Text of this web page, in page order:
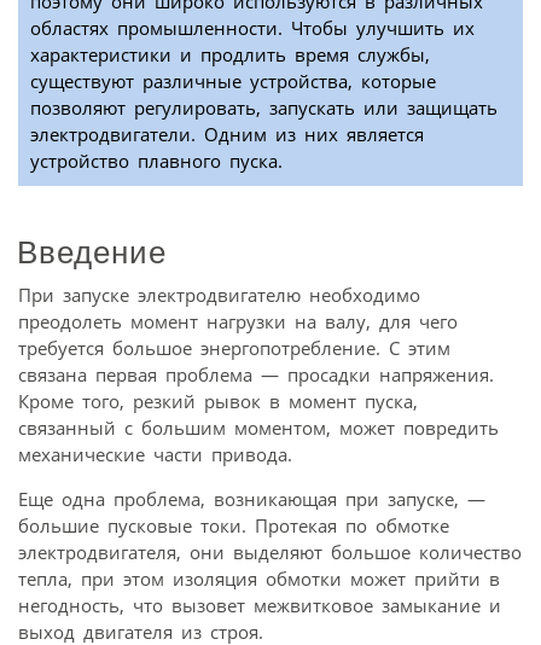
областях промышленности. Чтобы улучшить их
характеристики и продлить время службы,
существуют различные устройства, которые
позволяют регулировать, запускать или защищать
электродвигатели. Одним из них является
устройство плавного пуска.
Введение
При запуске электродвигателю необходимо
преодолеть момент нагрузки на валу, для чего
требуется большое энергопотребление. С этим
связана первая проблема — просадки напряжения.
Кроме того, резкий рывок в момент пуска,
связанный с большим моментом, может повредить
механические части привода.
Еще одна проблема, возникающая при запуске, —
большие пусковые токи. Протекая по обмотке
электродвигателя, они выделяют большое количество
тепла, при этом изоляция обмотки может прийти в
негодность, что вызовет межвитковое замыкание и
выход двигателя из строя.